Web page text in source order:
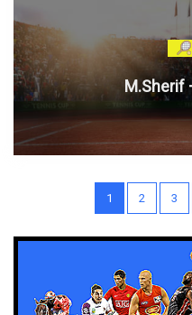
M.Sherif
1 2 3